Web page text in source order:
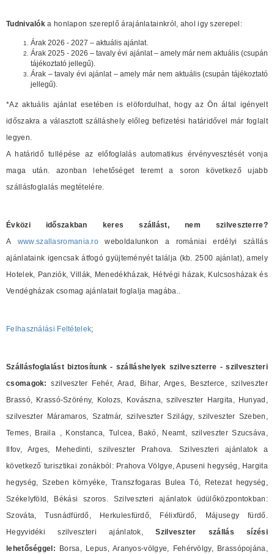
Tudnivalók a honlapon szereplő árajánlatainkról, ahol igy szerepel:
Árak 2026 - 2027 – aktuális ajánlat.
Árak 2025 - 2026 – tavaly évi ajánlat – amely már nem aktuális (csupán
tájékoztató jellegű).
Árak – tavaly évi ajánlat – amely már nem aktuális (csupán tájékoztató
jellegű).
*Az aktuális ajánlat esetében is elöfordulhat, hogy az Ön által igényelt
időszakra a választott szálláshely előleg befizetési határidővel már foglalt
legyen.
A határidő tullépése az előfoglalás automatikus érvényvesztését vonja
maga után. azonban lehetőséget teremt a soron következő ujabb
szállásfoglalás megtételére.
Évközi időszakban keres szállást, nem szilveszterre?
A www.szallasromania.ro weboldalunkon a romániai erdélyi szállás
ajánlataink igencsak átfogó gyüjteményét találja (kb. 2500 ajánlat), amely
Hotelek, Panziók, Villák, Menedékházak, Hétvégi házak, Kulcsosházak és
Vendégházak csomag ajánlatait foglalja magába..
Felhasználási Feltételek;
Szállásfoglalást biztosítunk - szálláshelyek szilveszterre - szilveszteri
csomagok: szilveszter Fehér, Arad, Bihar, Arges, Beszterce, szilveszter
Brassó, Krassó-Szörény, Kolozs, Kovászna, szilveszter Hargita, Hunyad,
szilveszter Máramaros, Szatmár, szilveszter Szilágy, szilveszter Szeben,
Temes, Braila , Konstanca, Tulcea, Bakó, Neamt, szilveszter Szucsáva,
Ilfov, Arges, Mehedinti, szilveszter Prahova. Szilveszteri ajánlatok a
következő turisztikai zonákból: Prahova Völgye, Apuseni hegység, Hargita
hegység, Szeben környéke, Transzfogaras Bulea Tó, Retezat hegység,
Székelyföld, Békási szoros. Szilveszteri ajánlatok üdülőközpontokban:
Szováta, Tusnádfürdő, Herkulesfürdő, Félixfürdő, Májusegy fürdő.
Hegyvidéki szilveszteri ajánlatok,Szilveszter szállás sízési
lehetőséggel: Borsa, Lepus, Aranyos-völgye, Fehérvölgy, Brassópojána,